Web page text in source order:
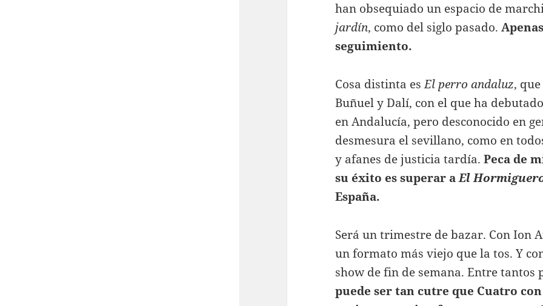
han obsequiado un espacio de
jardín, como del siglo pasado.
seguimiento.
Cosa distinta esEl perro andaluz,
Buñuel y Dalí, con el que ha
en Andalucía, pero desconocido en
desmesura el sevillano, como en
y afanes de justicia tardía.Peca de
su éxito es superar aEl
España.
Será un trimestre de bazar. Con Ion
un formato más viejo que la tos. Y
show de fin de semana. Entre tantos
puede ser tan cutre que Cuatro